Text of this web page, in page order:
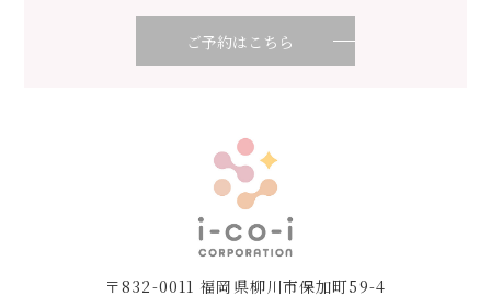
ご予約はこちら
〒832-0011 福岡県柳川市保加町59-4